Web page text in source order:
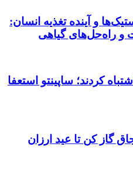
و آینده تغذیه انسان:
و راه‌حل‌های گیاهی
کردند؛ ساپینتو استعفا
گاز کن تا عید ارزان